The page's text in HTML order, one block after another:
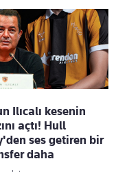
Ilıcalı kesenin
açtı! Hull
ses getiren bir
daha